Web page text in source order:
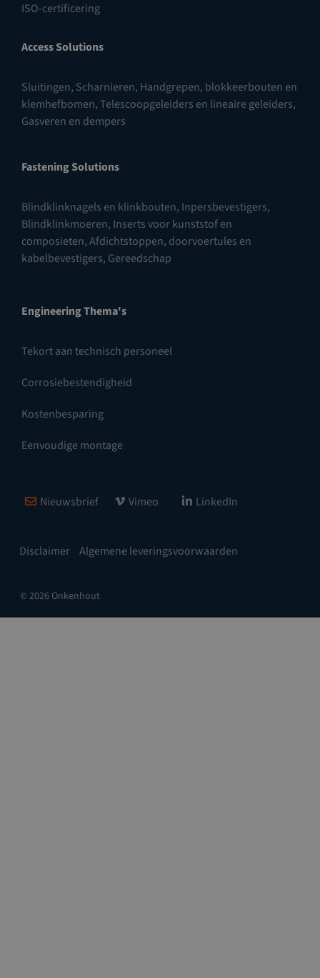
ISO-certificering
Access Solutions
Sluitingen, Scharnieren, Handgrepen, blokkeerbouten en
klemhefbomen,Telescoopgeleiders en lineaire geleiders,
Gasveren en dempers
Fastening Solutions
Blindklinknagels en klinkbouten, Inpersbevestigers,
Blindklinkmoeren, Inserts voor kunststof en
composieten,Afdichtstoppen, doorvoertules en
kabelbevestigers, Gereedschap
Engineering Thema's
Tekort aan technisch personeel
Corrosiebestendigheid
Kostenbesparing
Eenvoudige montage
Disclaimer Algemene leveringsvoorwaarden
Nieuwsbrief Vimeo LinkedIn
© 2026 Onkenhout